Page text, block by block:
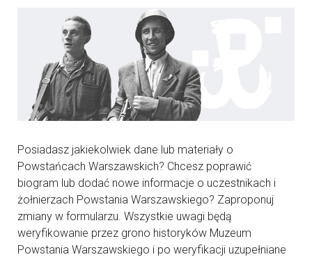
Posiadasz jakiekolwiek dane lub materiały o
Powstańcach Warszawskich? Chcesz poprawić
biogram lub dodać nowe informacje o uczestnikach i
żołnierzach Powstania Warszawskiego? Zaproponuj
zmiany w formularzu. Wszystkie uwagi będą
weryfikowanie przez grono historyków Muzeum
Powstania Warszawskiego i po weryfikacji uzupełniane